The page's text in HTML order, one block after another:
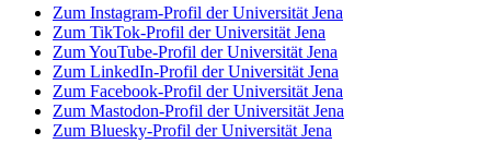
Zum Instagram-Profil der Universität Jena
Zum TikTok-Profil der Universität Jena
Zum YouTube-Profil der Universität Jena
Zum LinkedIn-Profil der Universität Jena
Zum Facebook-Profil der Universität Jena
Zum Mastodon-Profil der Universität Jena
Zum Bluesky-Profil der Universität Jena